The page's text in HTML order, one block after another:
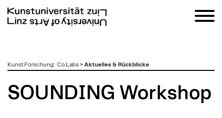
zumKunst.Forschung: Co.Labs> Aktuelles & Rückblicke
SOUNDING Workshop